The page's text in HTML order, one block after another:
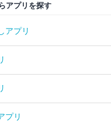
アプリを探す
アプリ
プリ